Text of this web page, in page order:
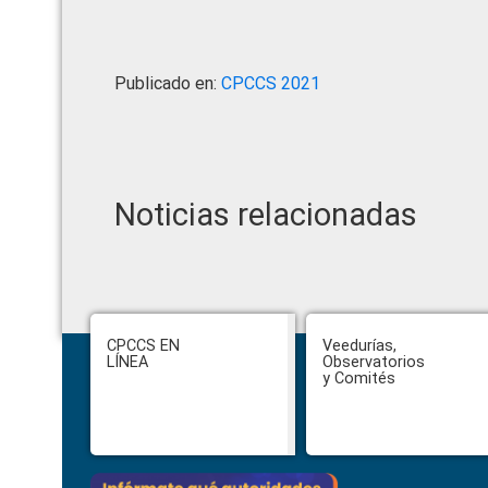
Publicado en: CPCCS 2021
Noticias relacionadas
Footer
CPCCS EN
LÍNEA
Veedurías,
Observatorios
y Comités